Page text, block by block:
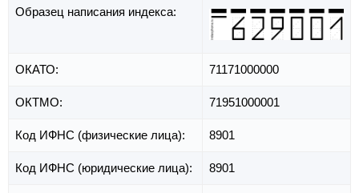
Образец написания индекса:
ОКАТО: 71171000000
ОКТМО: 71951000001
Код ИФНС (физические лица): 8901
Код ИФНС (юридические лица): 8901